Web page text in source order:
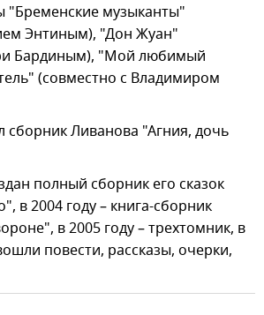
"Бременские музыканты"
Энтиным), "Дон Жуан"
Бардиным), "Мой любимый
(совместно с Владимиром
сборник Ливанова "Агния, дочь
полный сборник его сказок
в 2004 году – книга-сборник
в 2005 году – трехтомник, в
повести, рассказы, очерки,